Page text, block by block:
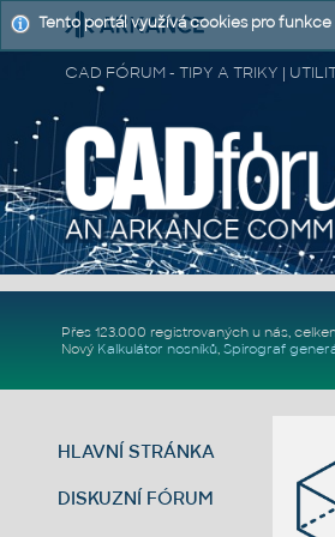
CAD FÓRUM - TIPY A TRIKY |
Přes 123.000 registrovaných u nás,
Nový Kalkulátor nosníků, Spirograf
HLAVNÍ STRÁNKA
DISKUZNÍ FÓRUM
Tento portál využívá cookies pro